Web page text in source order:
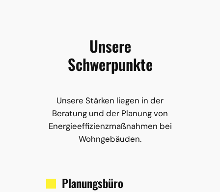
Unsere
Schwerpunkte
Unsere Stärken liegen in der
Beratung und der Planung von
Energieeffizienzmaßnahmen bei
Wohngebäuden.
Planungsbüro